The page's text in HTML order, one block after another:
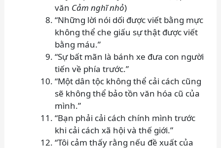
văn Cảm nghĩ nhỏ)
“Những lời nói dối được viết bằng mực
không thể che giấu sự thật được viết
bằng máu.”
“Sự bất mãn là bánh xe đưa con người
tiến về phía trước.”
“Một dân tộc không thể cải cách cũng
sẽ không thể bảo tồn văn hóa cũ của
mình.”
“Bạn phải cải cách chính mình trước
khi cải cách xã hội và thế giới.”
“Tôi cảm thấy rằng nếu đề xuất của